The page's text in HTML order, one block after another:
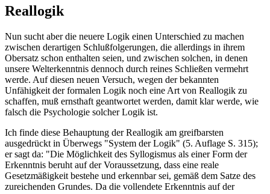
Reallogik
Nun sucht aber die neuere Logik einen Unterschied zu machen
zwischen derartigen Schlußfolgerungen, die allerdings in ihrem
Obersatz schon enthalten seien, und zwischen solchen, in denen
unsere Welterkenntnis dennoch durch reines Schließen vermehrt
werde. Auf diesen neuen Versuch, wegen der bekannten
Unfähigkeit der formalen Logik noch eine Art von Reallogik zu
schaffen, muß ernsthaft geantwortet werden, damit klar werde, wie
falsch die Psychologie solcher Logik ist.
Ich finde diese Behauptung der Reallogik am greifbarsten
ausgedrückt in Überwegs "System der Logik" (5. Auflage S. 315);
er sagt da: "Die Möglichkeit des Syllogismus als einer Form der
Erkenntnis beruht auf der Voraussetzung, dass eine reale
Gesetzmäßigkeit bestehe und erkennbar sei, gemäß dem Satze des
zureichenden Grundes. Da die vollendete Erkenntnis auf der